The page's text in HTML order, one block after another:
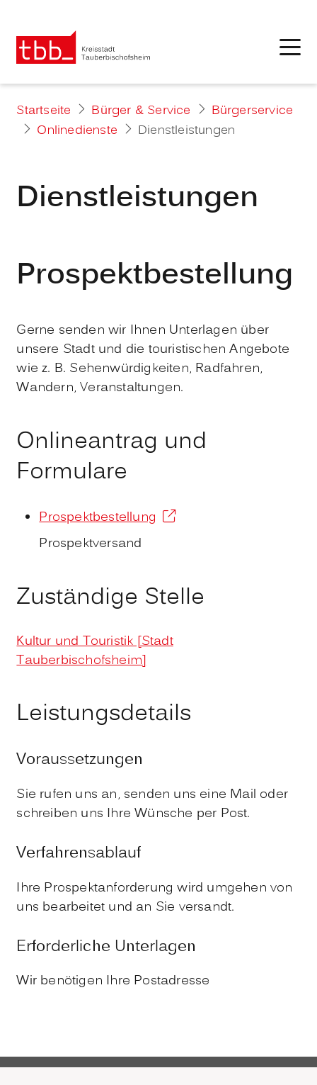
Startseite Bürger & Service
Bürgerservice
Onlinedienste
Dienstleistungen
Dienstleistungen
Prospektbestellung
Gerne senden wir Ihnen Unterlagen über
unsere Stadt und die touristischen Angebote
wie z. B. Sehenwürdigkeiten, Radfahren,
Wandern, Veranstaltungen.
Onlineantrag und
Formulare
Prospektbestellung
Prospektversand
Zuständige Stelle
Kultur und Touristik [Stadt
Tauberbischofsheim]
Leistungsdetails
Voraussetzungen
Sie rufen uns an, senden uns eine Mail oder
schreiben uns Ihre Wünsche per Post.
Verfahrensablauf
Ihre Prospektanforderung wird umgehen von
uns bearbeitet und an Sie versandt.
Erforderliche Unterlagen
Wir benötigen Ihre Postadresse